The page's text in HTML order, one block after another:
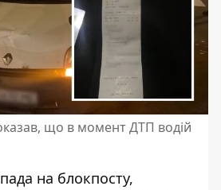
що в момент ДТП водій
на блокпосту,